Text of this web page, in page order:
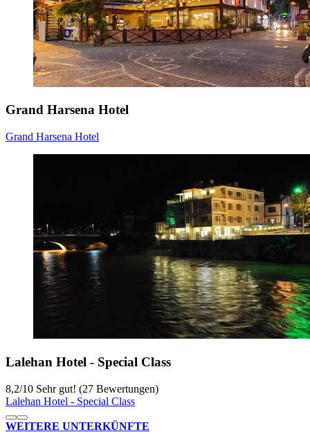
Grand Harsena Hotel
Grand Harsena Hotel
Lalehan Hotel - Special Class
8,2/10 Sehr gut! (27 Bewertungen)
Lalehan Hotel - Special Class
WEITERE UNTERKÜNFTE